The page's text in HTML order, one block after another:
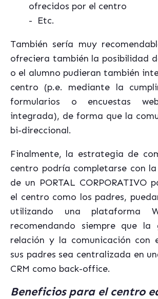
ofrecidos por el centro
- Etc.
También sería muy
ofreciera también la posibilidad
o el alumno pudieran también
centro (p.e. mediante la
formularios o encuestas
integrada), de forma que la
bi-direccional.
Finalmente, la estrategia de
centro podría completarse con
de un PORTAL CORPORATIVO
el centro como los padres,
utilizando una plataforma
recomendando siempre que
relación y la comunicación con
sus padres sea centralizada en
CRM como back-office.
Beneficios para el centro